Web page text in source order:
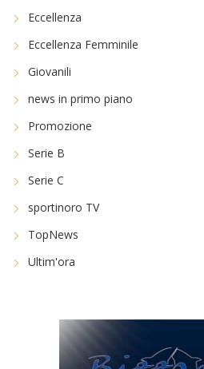
Eccellenza
Eccellenza Femminile
Giovanili
news in primo piano
Promozione
Serie B
Serie C
sportinoro TV
TopNews
Ultim'ora